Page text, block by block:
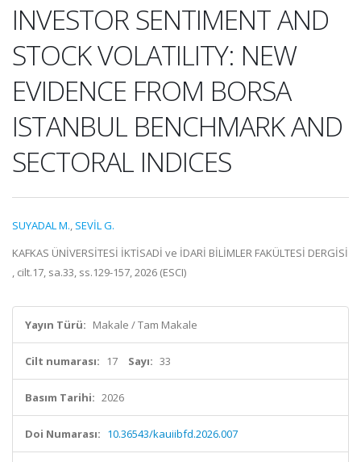
INVESTOR SENTIMENT AND
STOCK VOLATILITY: NEW
EVIDENCE FROM BORSA
ISTANBUL BENCHMARK AND
SECTORAL INDICES
SUYADAL M., SEVİL G.
KAFKAS ÜNİVERSİTESİ İKTİSADİ ve İDARİ BİLİMLER FAKÜLTESİ DERGİSİ
, cilt.17, sa.33, ss.129-157, 2026 (ESCI)
Yayın Türü: Makale / Tam Makale
Cilt numarası: 17 Sayı: 33
Basım Tarihi: 2026
Doi Numarası: 10.36543/kauiibfd.2026.007